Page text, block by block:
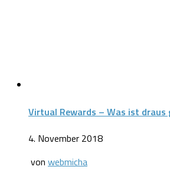
Virtual Rewards – Was ist draus
4. November 2018
von webmicha